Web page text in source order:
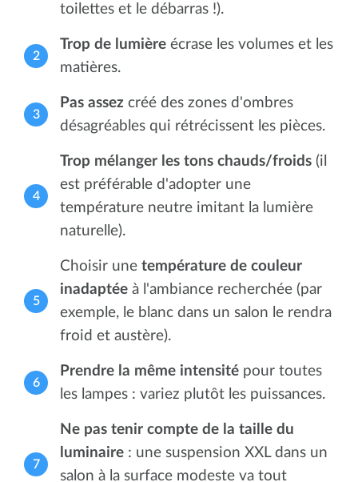
toilettes et le débarras !).
Trop de lumière écrase les volumes et les
matières.
Pas assez créé des zones d'ombres
désagréables qui rétrécissent les pièces.
Trop mélanger les tons chauds/froids (il
est préférable d'adopter une
température neutre imitant la lumière
naturelle).
Choisir une température de couleur
inadaptée à l'ambiance recherchée (par
exemple, le blanc dans un salon le rendra
froid et austère).
Prendre la même intensité pour toutes
les lampes : variez plutôt les puissances.
Ne pas tenir compte de la taille du
luminaire : une suspension XXL dans un
salon à la surface modeste va tout